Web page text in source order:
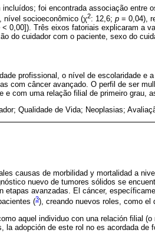
incluídos; foi encontrada associação entre
nível socioeconômico (χ2: 12,6; p = 0,04),
< 0,00]). Três eixos fatoriais explicaram a
do cuidador com o paciente, sexo do
profissional, o nível de escolaridade e
com câncer avançado. O perfil de ser
e com uma relação filial de primeiro grau,
Qualidade de Vida; Neoplasias;
causas de morbilidad y mortalidad a
nuevo de tumores sólidos se
etapas avanzadas. El cáncer,
(3), creando nuevos roles, como el
aquel individuo con una relación filial
la adopción de este rol no es acordada